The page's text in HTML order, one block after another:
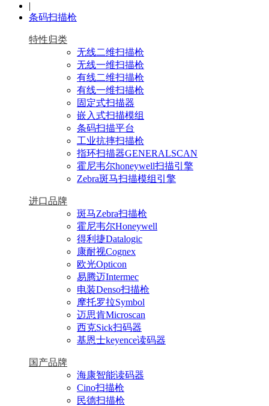
|
条码扫描枪
特性归类
无线二维扫描枪
无线一维扫描枪
有线二维扫描枪
有线一维扫描枪
固定式扫描器
嵌入式扫描模组
条码扫描平台
工业抗摔扫描枪
指环扫描器GENERALSCAN
霍尼韦尔honeywell扫描引擎
Zebra斑马扫描模组引擎
进口品牌
斑马Zebra扫描枪
霍尼韦尔Honeywell
得利捷Datalogic
康耐视Cognex
欧光Opticon
易腾迈Intermec
电装Denso扫描枪
摩托罗拉Symbol
迈思肯Microscan
西克Sick扫码器
基恩士keyence读码器
国产品牌
海康智能读码器
Cino扫描枪
民德扫描枪